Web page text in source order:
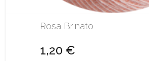
Rosa Brinato
1,20 €